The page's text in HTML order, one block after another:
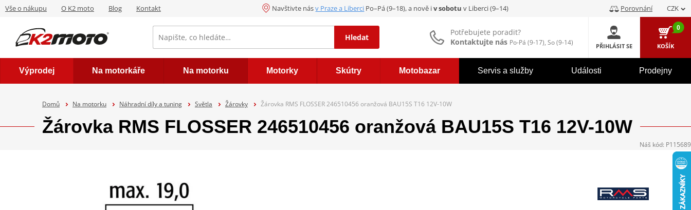
Vše o nákupu O K2 moto Blog Kontakt Navštivte násv Praze a Liberci Po–Pá (9–18), a nově iv sobotu v Liberci (9–14) Porovnání CZK
Hledat
Potřebujete poradit?
Kontaktujte nás Po-Pá (9-17), So (9-14) PŘIHLÁSIT SE
0
KOŠÍK
Výprodej Na motorkáře Na motorku Motorky Skútry Motobazar Servis a služby Události Prodejny
Domů Na motorku Náhradní díly a tuning Světla Žárovky Žárovka RMS FLOSSER 246510456 oranžová BAU15S T16 12V-10W
Žárovka RMS FLOSSER 246510456 oranžová BAU15S T16 12V-10W
Náš kód: P115689